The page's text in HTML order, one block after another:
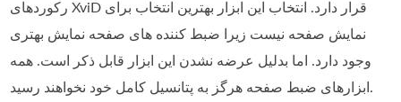
رکوردهای XviD قرار دارد. انتخاب این ابزار بهترین انتخاب برای
نمایش صفحه نیست زیرا ضبط کننده های صفحه نمایش بهتری
وجود دارد. اما بدلیل عرضه نشدن این ابزار قابل ذکر است. همه
ابزارهای ضبط صفحه هرگز به پتانسیل کامل خود نخواهند رسید.